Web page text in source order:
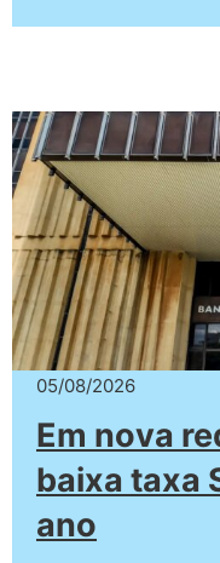
05/08/2026
Em nova
baixa taxa
ano